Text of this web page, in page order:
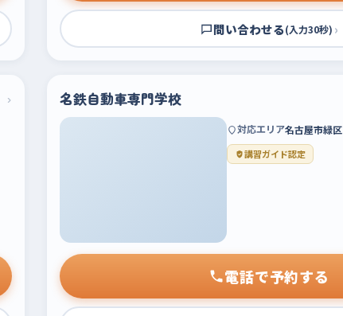
問い合わせる(入力30秒) ›
› 名鉄自動車専門学校
対応エリア名古屋市緑区
講習ガイド認定
電話で予約する